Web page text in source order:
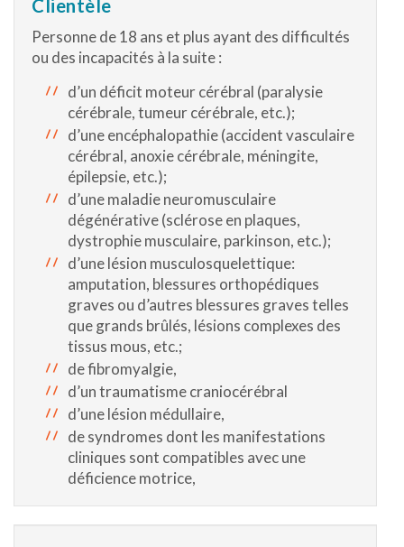
Clientèle
Personne de 18 ans et plus ayant des difficultés
ou des incapacités à la suite :
d’un déficit moteur cérébral (paralysie
cérébrale, tumeur cérébrale, etc.);
d’une encéphalopathie (accident vasculaire
cérébral, anoxie cérébrale, méningite,
épilepsie, etc.);
d’une maladie neuromusculaire
dégénérative (sclérose en plaques,
dystrophie musculaire, parkinson, etc.);
d’une lésion musculosquelettique:
amputation, blessures orthopédiques
graves ou d’autres blessures graves telles
que grands brûlés, lésions complexes des
tissus mous, etc.;
de fibromyalgie,
d’un traumatisme craniocérébral
d’une lésion médullaire,
de syndromes dont les manifestations
cliniques sont compatibles avec une
déficience motrice,